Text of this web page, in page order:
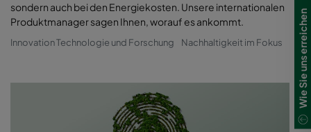
sondern auch bei den Energiekosten. Unsere internationalen
Produktmanager sagen Ihnen, worauf es ankommt.
Innovation Technologie und Forschung Nachhaltigkeit im Fokus Wie Sie uns erreichen